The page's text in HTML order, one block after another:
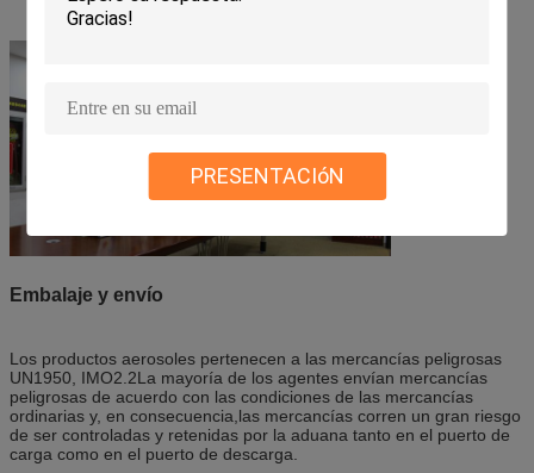
PRESENTACIóN
Embalaje y envío
Los productos aerosoles pertenecen a las mercancías peligrosas
UN1950, IMO2.2La mayoría de los agentes envían mercancías
peligrosas de acuerdo con las condiciones de las mercancías
ordinarias y, en consecuencia,las mercancías corren un gran riesgo
de ser controladas y retenidas por la aduana tanto en el puerto de
carga como en el puerto de descarga.